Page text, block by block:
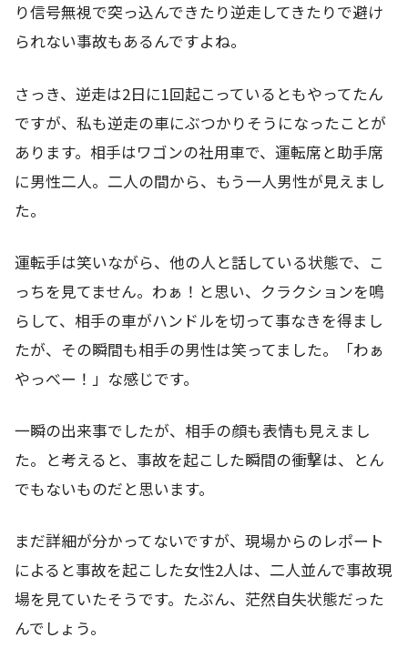
り信号無視で突っ込んできたり逆走してきたりで避け
られない事故もあるんですよね。
さっき、逆走は2日に1回起こっているともやってたん
ですが、私も逆走の車にぶつかりそうになったことが
あります。相手はワゴンの社用車で、運転席と助手席
に男性二人。二人の間から、もう一人男性が見えまし
た。
運転手は笑いながら、他の人と話している状態で、こ
っちを見てません。わぁ！と思い、クラクションを鳴
らして、相手の車がハンドルを切って事なきを得まし
たが、その瞬間も相手の男性は笑ってました。「わぁ
やっべー！」な感じです。
一瞬の出来事でしたが、相手の顔も表情も見えまし
た。と考えると、事故を起こした瞬間の衝撃は、とん
でもないものだと思います。
まだ詳細が分かってないですが、現場からのレポート
によると事故を起こした女性2人は、二人並んで事故現
場を見ていたそうです。たぶん、茫然自失状態だった
んでしょう。